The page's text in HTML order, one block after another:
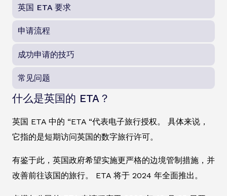
英国 ETA 要求
申请流程
成功申请的技巧
常见问题
什么是英国的 ETA？
英国 ETA 中的 “ETA “代表电子旅行授权。 具体来说，
它指的是短期访问英国的数字旅行许可。
有鉴于此，英国政府希望实施更严格的边境管制措施，并
改善前往该国的旅行。 ETA 将于 2024 年全面推出。